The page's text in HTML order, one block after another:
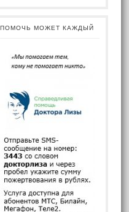
ПОМОЧЬ МОЖЕТ КАЖДЫЙ